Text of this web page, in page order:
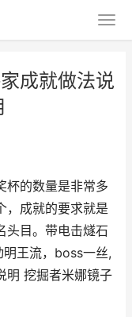
成就做法说
杯的数量是非常多
，成就的要求就是
头目。带电击燧石
王流，boss一丝,
明 挖掘者米娜镜子